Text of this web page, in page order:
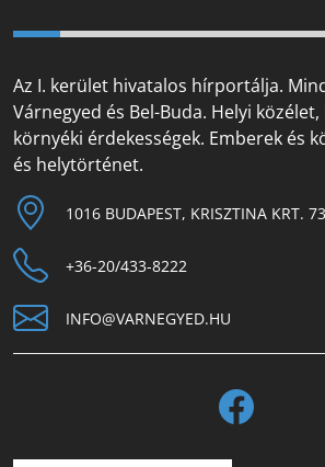
Az I. kerület hivatalos hírportálja.
Várnegyed és Bel-Buda. Helyi
környéki érdekességek. Emberek és
és helytörténet.
1016 BUDAPEST, KRISZTINA KRT.
+36-20/433-8222
INFO@VARNEGYED.HU